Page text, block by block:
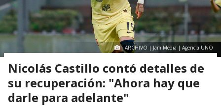
ARCHIVO | Jam Media | Agencia UNO
Nicolás Castillo contó detalles de
su recuperación: "Ahora hay que
darle para adelante"